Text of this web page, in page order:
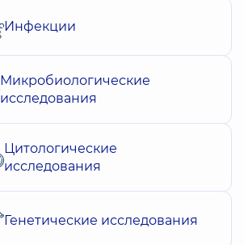
Инфекции
Микробиологические
исследования
Цитологические
исследования
Генетические исследования